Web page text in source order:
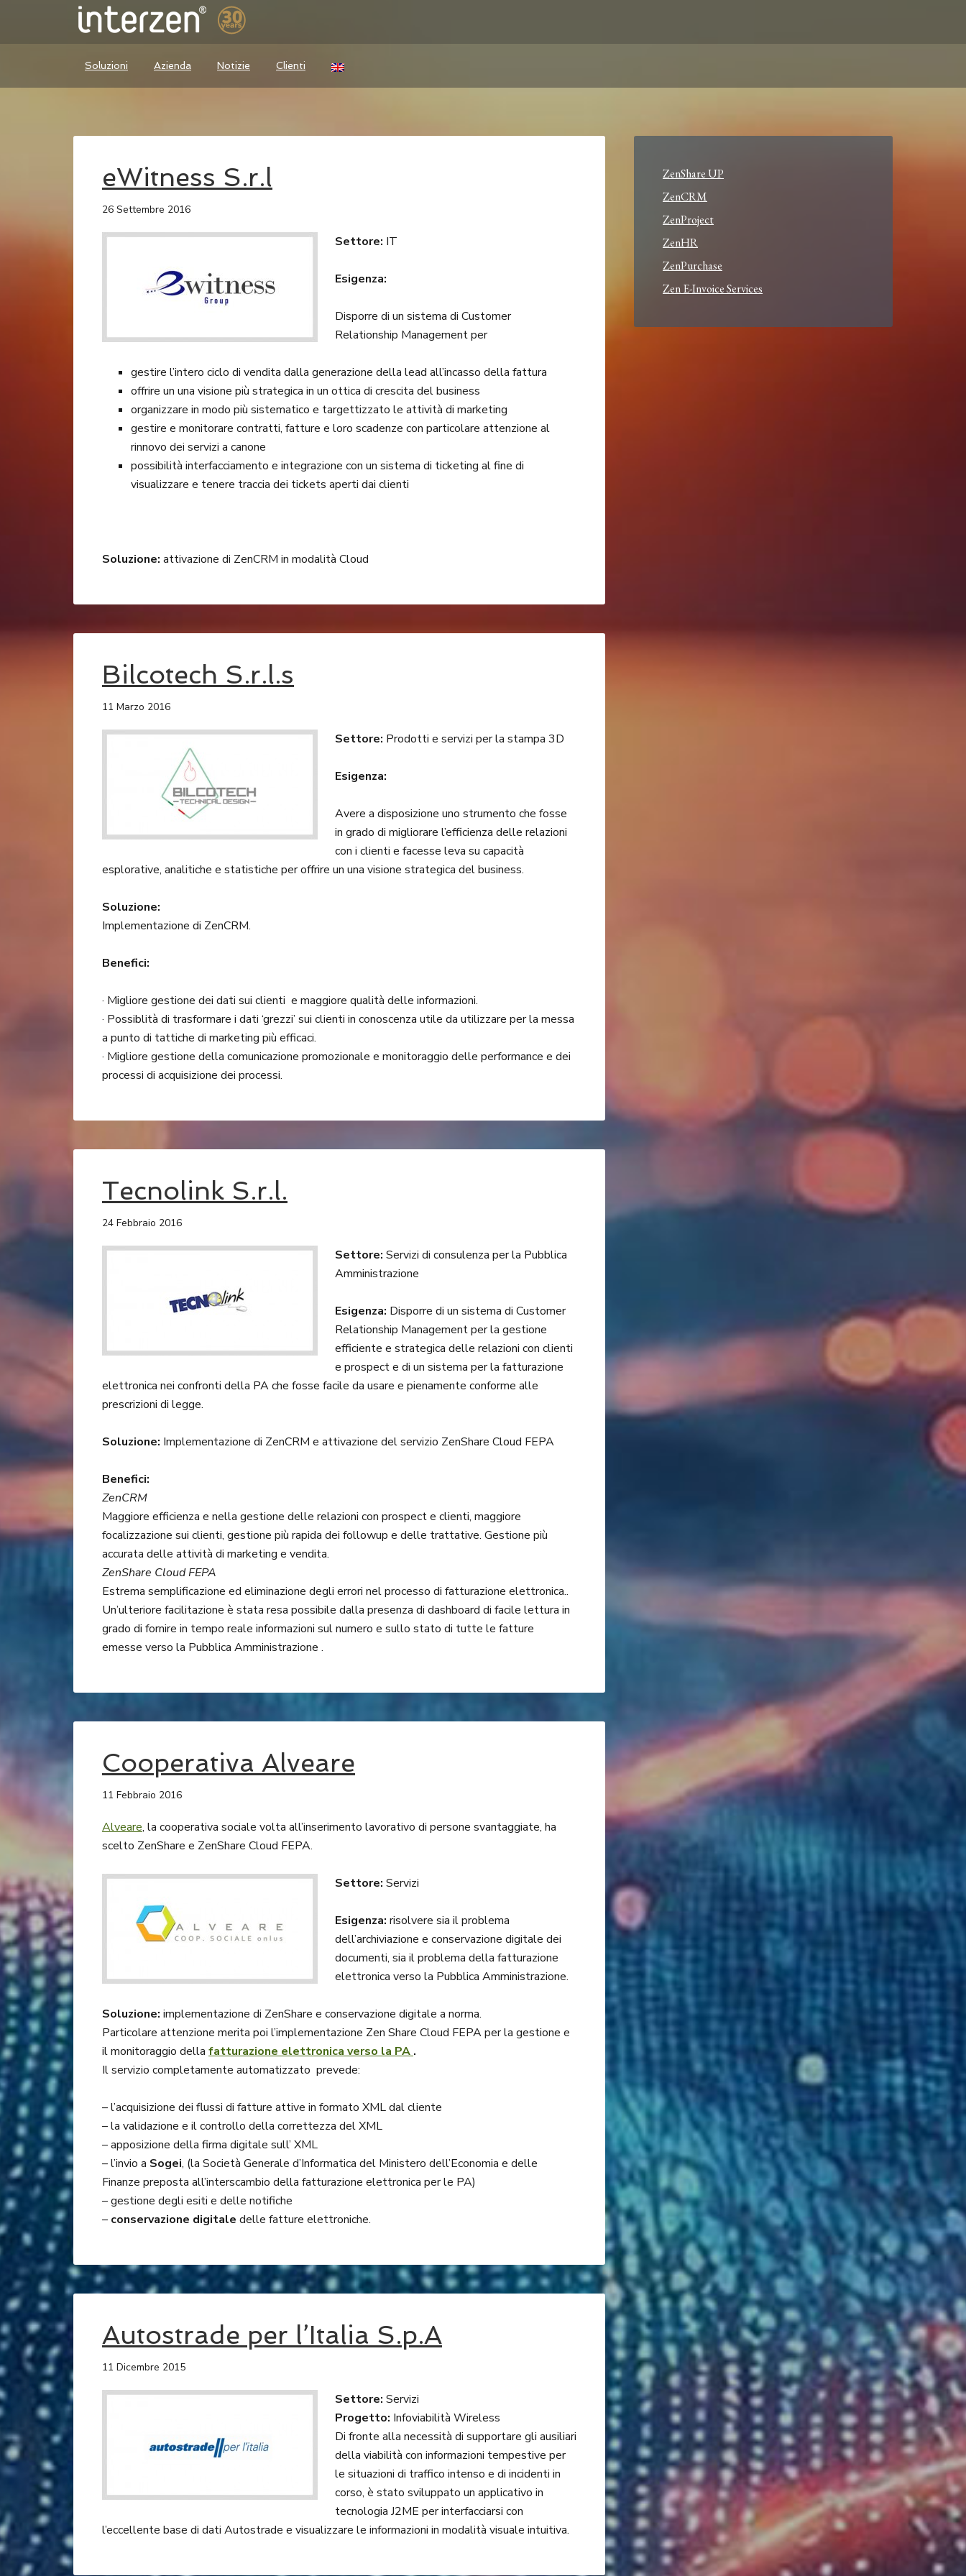
Soluzioni Azienda Notizie Clienti
eWitness S.r.l
26 Settembre 2016
Settore: IT
Esigenza:
Disporre di un sistema di Customer
Relationship Management per
gestire l’intero ciclo di vendita dalla generazione della lead all’incasso della fattura
offrire un una visione più strategica in un ottica di crescita del business
organizzare in modo più sistematico e targettizzato le attività di marketing
gestire e monitorare contratti, fatture e loro scadenze con particolare attenzione al
rinnovo dei servizi a canone
possibilità interfacciamento e integrazione con un sistema di ticketing al fine di
visualizzare e tenere traccia dei tickets aperti dai clienti
Soluzione: attivazione di ZenCRM in modalità Cloud
Bilcotech S.r.l.s
11 Marzo 2016
Settore: Prodotti e servizi per la stampa 3D
Esigenza:
Avere a disposizione uno strumento che fosse
in grado di migliorare l’efficienza delle relazioni
con i clienti e facesse leva su capacità
esplorative, analitiche e statistiche per offrire un una visione strategica del business.
Soluzione:
Implementazione di ZenCRM.
Benefici:
· Migliore gestione dei dati sui clienti e maggiore qualità delle informazioni.
· Possiblità di trasformare i dati ‘grezzi’ sui clienti in conoscenza utile da utilizzare per la messa
a punto di tattiche di marketing più efficaci.
· Migliore gestione della comunicazione promozionale e monitoraggio delle performance e dei
processi di acquisizione dei processi.
Tecnolink S.r.l.
24 Febbraio 2016
Settore: Servizi di consulenza per la Pubblica
Amministrazione
Esigenza: Disporre di un sistema di Customer
Relationship Management per la gestione
efficiente e strategica delle relazioni con clienti
e prospect e di un sistema per la fatturazione
elettronica nei confronti della PA che fosse facile da usare e pienamente conforme alle
prescrizioni di legge.
Soluzione: Implementazione di ZenCRM e attivazione del servizio ZenShare Cloud FEPA
Benefici:
ZenCRM
Maggiore efficienza e nella gestione delle relazioni con prospect e clienti, maggiore
focalizzazione sui clienti, gestione più rapida dei followup e delle trattative. Gestione più
accurata delle attività di marketing e vendita.
ZenShare Cloud FEPA
Estrema semplificazione ed eliminazione degli errori nel processo di fatturazione elettronica..
Un’ulteriore facilitazione è stata resa possibile dalla presenza di dashboard di facile lettura in
grado di fornire in tempo reale informazioni sul numero e sullo stato di tutte le fatture
emesse verso la Pubblica Amministrazione .
Cooperativa Alveare
11 Febbraio 2016
Alveare, la cooperativa sociale volta all’inserimento lavorativo di persone svantaggiate, ha
scelto ZenShare e ZenShare Cloud FEPA.
Settore: Servizi
Esigenza: risolvere sia il problema
dell’archiviazione e conservazione digitale dei
documenti, sia il problema della fatturazione
elettronica verso la Pubblica Amministrazione.
Soluzione: implementazione di ZenShare e conservazione digitale a norma.
Particolare attenzione merita poi l’implementazione Zen Share Cloud FEPA per la gestione e
il monitoraggio della fatturazione elettronica verso la PA .
Il servizio completamente automatizzato prevede:
– l’acquisizione dei flussi di fatture attive in formato XML dal cliente
– la validazione e il controllo della correttezza del XML
– apposizione della firma digitale sull’ XML
– l’invio a Sogei, (la Società Generale d’Informatica del Ministero dell’Economia e delle
Finanze preposta all’interscambio della fatturazione elettronica per le PA)
– gestione degli esiti e delle notifiche
– conservazione digitale delle fatture elettroniche.
Autostrade per l’Italia S.p.A
11 Dicembre 2015
Settore: Servizi
Progetto: Infoviabilità Wireless
Di fronte alla necessità di supportare gli ausiliari
della viabilità con informazioni tempestive per
le situazioni di traffico intenso e di incidenti in
corso, è stato sviluppato un applicativo in
tecnologia J2ME per interfacciarsi con
l’eccellente base di dati Autostrade e visualizzare le informazioni in modalità visuale intuitiva.
ZenShare UP
ZenCRM
ZenProject
ZenHR
ZenPurchase
Zen E-Invoice Services